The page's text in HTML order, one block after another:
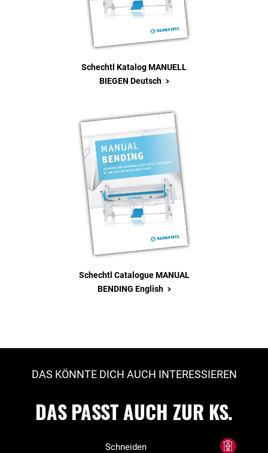
Schechtl Katalog MANUELL
BIEGEN Deutsch >
Schechtl Catalogue MANUAL
BENDING English >
DAS KÖNNTE DICH AUCH INTERESSIEREN
DAS PASST AUCH ZUR KS.
Schneiden